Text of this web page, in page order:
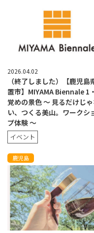
2026.04.02
（終了しました）【鹿児島
置市】MIYAMA Biennale 1
覚めの景色 〜 見るだけじ
い、つくる美山。ワークシ
プ体験 〜
イベント
鹿児島